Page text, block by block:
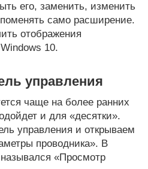
его, заменить, изменить
само расширение.
отображения
10.
управления
чаще на более ранних
и для «десятки».
управления и открываем
проводника». В
«Просмотр